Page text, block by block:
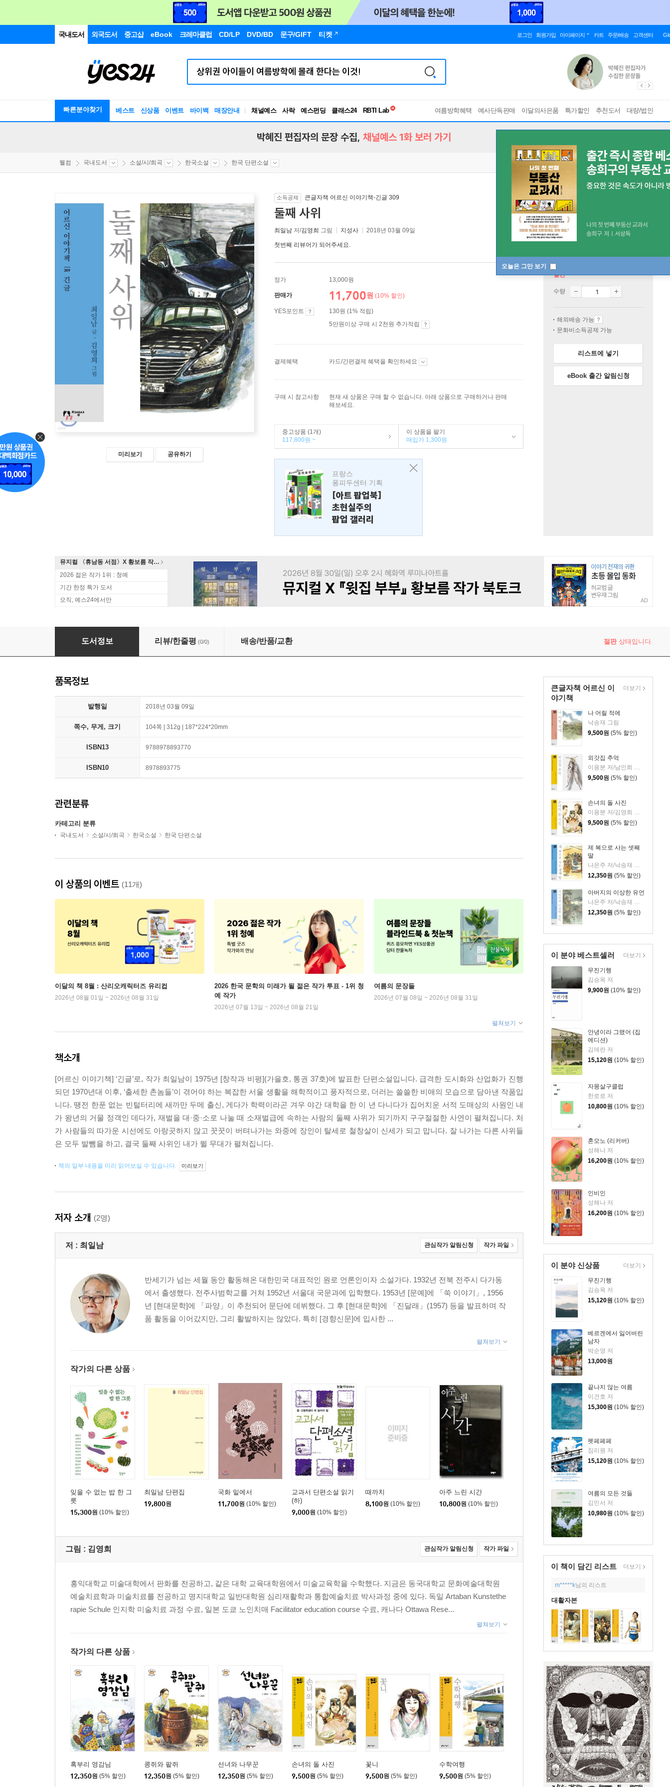
국내도서 외국도서 중고샵 eBook 크레마클럽 CD/LP DVD/BD 문구/GIFT 티켓 로그인 회원가입 마이페이지 카트 주문/배송 고객센터
빠른분야찾기 베스트 신상품 이벤트 바이백 매장안내 채널예스 사락 예스펀딩 클래스24
독서유형검사
여름방학혜택 예사단독판매 이달의사은품 특가할인 추천도서 대량/법인
오늘은 그만 보기
박혜진 편집자의 문장 수집, 채널예스 1화 보러 가기
웰컴 국내도서 소설/시/희곡 한국소설 한국 단편소설
미리보기 공유하기
소득공제 큰글자책 어르신 이야기책-긴글 309
둘째 사위
최일남 저/김영희 그림 지성사 2018년 03월 09일
첫번째 리뷰어가 되어주세요.
정가 13,000원
판매가 11,700원 (10% 할인)
YES포인트
130원 (1% 적립)
5만원이상 구매 시 2천원 추가적립
결제혜택 카드/간편결제 혜택을 확인하세요
구매 시 참고사항
현재 새 상품은 구매 할 수 없습니다. 아래 상품으로 구매하거나 판매
해보세요.
중고상품 (1개)
117,800원 ~
이 상품을 팔기
매입가 1,300원
프랑스
퐁피두센터 기획
[아트 팝업북]
초현실주의
팝업 갤러리
절판
수량
해외배송 가능
문화비소득공제 가능
리스트에 넣기
eBook 출간 알림신청
뮤지컬 〈휴남동 서점〉X 황보름 작가 북토크
2026 젊은 작가 1위 : 청예
기간 한정 특가 도서
오직, 예스24에서만
AD
둘째 사위
도서정보 리뷰/한줄평 (0/0) 배송/반품/교환 절판상태입니다.
큰글자책 어르신 이
야기책
나 어릴 적에
낙송재 그림
9,500원 (5% 할인)
외갓집 추억
이용분 저/남인희 그림
9,500원 (5% 할인)
손녀의 돌 사진
이용분 저/김영희 그림
9,500원 (5% 할인)
제 복으로 사는 셋째
딸
나은주 저/낙송재 그림
12,350원 (5% 할인)
아버지의 이상한 유언
12,350원 (5% 할인)
더보기
이 분야 베스트셀러
무진기행
김승옥 저
9,900원 (10% 할인)
안녕이라 그랬어 (집
에디션)
김애란 저
15,120원 (10% 할인)
자몽살구클럽
한로로 저
10,800원 (10% 할인)
혼모노 (리커버)
성해나 저
16,200원 (10% 할인)
인비인
성해나 저
16,200원 (10% 할인)
더보기
이 분야 신상품
무진기행
김승옥 저
15,120원 (10% 할인)
베르겐에서 잃어버린
남자
박순영 저
13,000원
끝나지 않는 여름
이건호 저
15,300원 (10% 할인)
펫페페페
짐리원 저
15,120원 (10% 할인)
여름의 모든 것들
김민서 저
10,980원 (10% 할인)
더보기
이 책이 담긴 리스트 더보기
m*****k님의 리스트
대활자본
품목정보
발행일 2018년 03월 09일
쪽수, 무게, 크기 104쪽 | 312g | 187*224*20mm
ISBN13 9788978893770
ISBN10 8978893775
관련분류
카테고리 분류
국내도서 소설/시/희곡 한국소설 한국 단편소설
이 상품의 이벤트 (11개)
이달의 책 8월 : 산리오캐릭터즈 유리컵
2026년 08월 01일 ~ 2026년 08월 31일
2026 한국 문학의 미래가 될 젊은 작가 투표 - 1위 청
예 작가
2026년 07월 13일 ~ 2026년 08월 21일
여름의 문장들
2026년 07월 08일 ~ 2026년 08월 31일
펼쳐보기
책소개
[어르신 이야기책] ‘긴글’로, 작가 최일남이 1975년 [창작과 비평](가을호, 통권 37호)에 발표한 단편소설입니다. 급격한 도시화와 산업화가 진행
되던 1970년대 이후, ‘출세한 촌놈들’이 겪어야 하는 복잡한 서울 생활을 해학적이고 풍자적으로, 더러는 쓸쓸한 비애의 모습으로 담아낸 작품입
니다. 땡전 한푼 없는 빈털터리에 새까만 두메 출신, 게다가 학력이라곤 겨우 야간 대학을 한 이 년 다니다가 집어치운 서적 도매상의 사원인 내
가 왕년의 거물 정객인 데다가, 재벌을 대·중·소로 나눌 때 소재벌급에 속하는 사람의 둘째 사위가 되기까지 구구절절한 사연이 펼쳐집니다. 처
가 사람들의 따가운 시선에도 아랑곳하지 않고 꿋꿋이 버텨나가는 와중에 장인이 탈세로 철창살이 신세가 되고 맙니다. 잘 나가는 다른 사위들
은 모두 발뺌을 하고, 결국 둘째 사위인 내가 뛸 무대가 펼쳐집니다.
책의 일부 내용을 미리 읽어보실 수 있습니다. 미리보기
저자 소개 (2명)
저 : 최일남 관심작가 알림신청 작가 파일
반세기가 넘는 세월 동안 활동해온 대한민국 대표적인 원로 언론인이자 소설가다. 1932년 전북 전주시 다가동
에서 출생했다. 전주사범학교를 거쳐 1952년 서울대 국문과에 입학했다. 1953년 [문예]에 「쑥 이야기」, 1956
년 [현대문학]에 「파양」이 추천되어 문단에 데뷔했다. 그 후 [현대문학]에 「진달래」(1957) 등을 발표하며 작
품 활동을 이어갔지만, 그리 활발하지는 않았다. 특히 [경향신문]에 입사한 ...
펼쳐보기
작가의 다른 상품
잊을 수 없는 밥 한 그
릇
15,300원 (10% 할인)
최일남 단편집
19,800원
국화 밑에서
11,700원 (10% 할인)
교과서 단편소설 읽기
(하)
9,000원 (10% 할인)
때까치
8,100원 (10% 할인)
아주 느린 시간
10,800원 (10% 할인)
그림 : 김영희 관심작가 알림신청 작가 파일
홍익대학교 미술대학에서 판화를 전공하고, 같은 대학 교육대학원에서 미술교육학을 수학했다. 지금은 동국대학교 문화예술대학원
예술치료학과 미술치료를 전공하고 명지대학교 일반대학원 심리재활학과 통합예술치료 박사과정 중에 있다. 독일 Artaban Kunstethe
rapie Schule 인지학 미술치료 과정 수료, 일본 도쿄 노인치매 Facilitator education course 수료, 캐나다 Ottawa Rese...
펼쳐보기
작가의 다른 상품
혹부리 영감님
12,350원 (5% 할인)
콩쥐와 팥쥐
12,350원 (5% 할인)
선녀와 나무꾼
12,350원 (5% 할인)
손녀의 돌 사진
9,500원 (5% 할인)
꽃니
9,500원 (5% 할인)
수학여행
9,500원 (5% 할인)